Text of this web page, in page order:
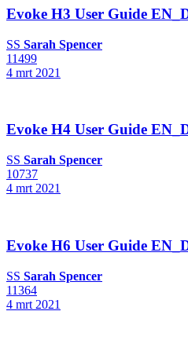
Evoke H3 User Guide
SS Sarah Spencer
11499
4 mrt 2021
Evoke H4 User Guide
SS Sarah Spencer
10737
4 mrt 2021
Evoke H6 User Guide
SS Sarah Spencer
11364
4 mrt 2021